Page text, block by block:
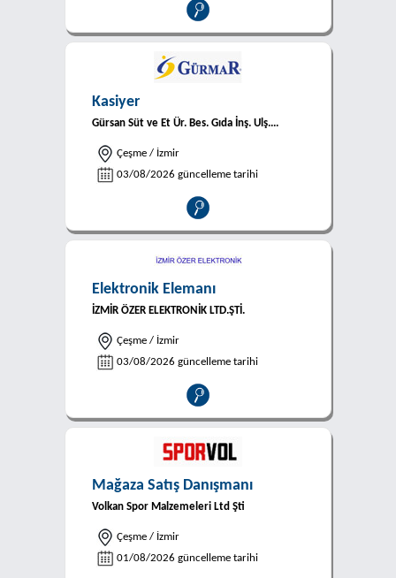
Kasiyer
Gürsan Süt ve Et Ür. Bes. Gıda İnş. Ulş....
Çeşme / İzmir
03/08/2026 güncelleme tarihi
Elektronik Elemanı
İZMİR ÖZER ELEKTRONİK LTD.ŞTİ.
Çeşme / İzmir
03/08/2026 güncelleme tarihi
Mağaza Satış Danışmanı
Volkan Spor Malzemeleri Ltd Şti
Çeşme / İzmir
01/08/2026 güncelleme tarihi